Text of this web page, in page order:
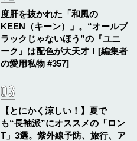
度肝を抜かれた「和風の
KEEN（キーン）」。“オールブ
ラックじゃないほう”の『ユニ
ーク』は配色が大天才！[編集者
の愛用私物 #357]
【とにかく涼しい！】夏で
も“長袖派”にオススメの「ロン
T」3選。紫外線予防、旅行、ア